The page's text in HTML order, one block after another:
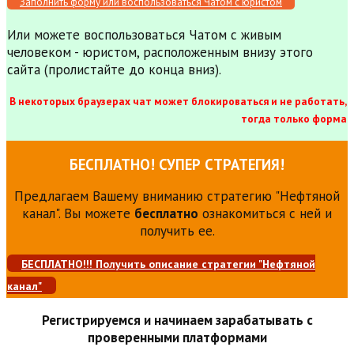
Или можете воспользоваться Чатом с живым
человеком - юристом, расположенным внизу этого
сайта (пролистайте до конца вниз).
В некоторых браузерах чат может блокироваться и не работать,
тогда только форма
БЕСПЛАТНО! СУПЕР СТРАТЕГИЯ!
Предлагаем Вашему вниманию стратегию "Нефтяной
канал". Вы можете бесплатно ознакомиться с ней и
получить ее.
БЕСПЛАТНО!!! Получить описание стратегии "Нефтяной
канал"
Регистрируемся и начинаем зарабатывать с
проверенными платформами